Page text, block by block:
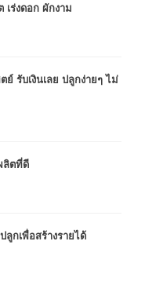
เร่งดอก ผักงาม
ย์ รับเงินเลย ปลูกง่ายๆ ไม่
ลิตที่ดี
กเพื่อสร้างรายได้